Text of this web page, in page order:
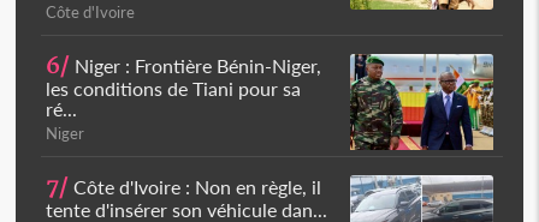
Côte d'Ivoire
6/ Niger : Frontière Bénin-Niger,
les conditions de Tiani pour sa
ré...
Niger
7/ Côte d'Ivoire : Non en règle, il
tente d'insérer son véhicule dan...